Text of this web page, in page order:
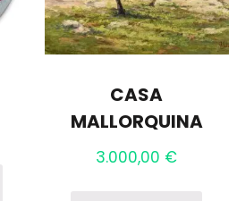
CASA
MALLORQUINA
3.000,00 €